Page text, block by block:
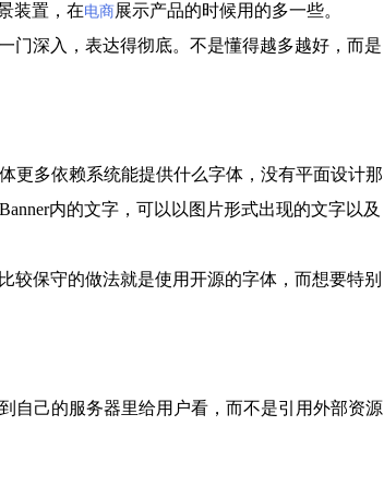
装置，在电商展示产品的时候用的多一些。
深入，表达得彻底。不是懂得越多越好，而是
多依赖系统能提供什么字体，没有平面设计那
内的文字，可以以图片形式出现的文字以及
保守的做法就是使用开源的字体，而想要特别
己的服务器里给用户看，而不是引用外部资源